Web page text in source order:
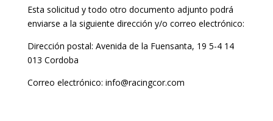
Esta solicitud y todo otro documento adjunto podrá
enviarse a la siguiente dirección y/o correo electrónico:
Dirección postal: Avenida de la Fuensanta, 19 5-4 14
013 Cordoba
Correo electrónico: info@racingcor.com